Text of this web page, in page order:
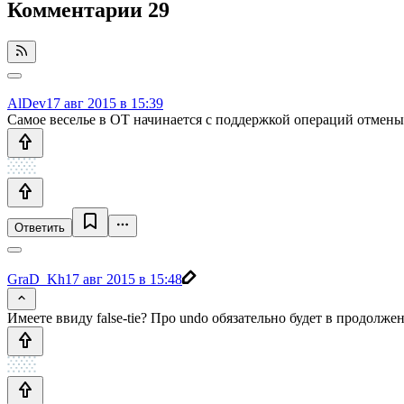
Комментарии 29
AlDev17 авг 2015 в 15:39
Самое веселье в OT начинается с поддержкой операций отмены
Ответить
GraD_Kh17 авг 2015 в 15:48
Имеете ввиду false-tie? Про undo обязательно будет в